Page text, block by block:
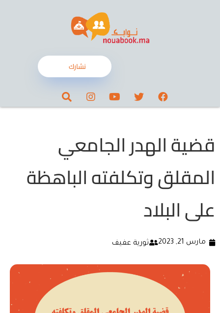
نشارك
قضية الهدر الجامعي
المقلق وتكلفته الباهظة
على البلاد
مارس 21, 2023 ثورية عفيف